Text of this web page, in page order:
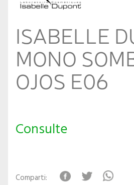
ISABELLE
MONO
OJOS E06
Consulte
Comparti: